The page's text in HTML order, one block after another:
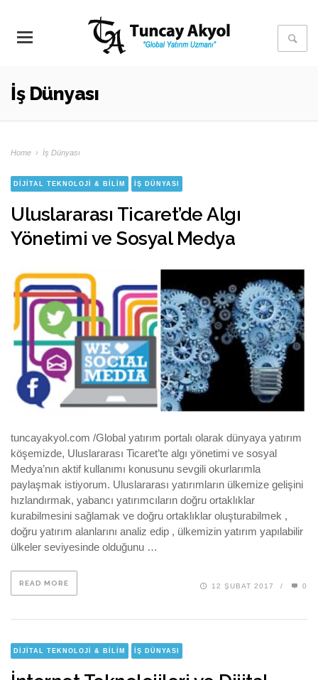
İş Dünyası
Home › İş Dünyası
DIJITAL TEKNOLOJI & BILIM İŞ DÜNYASI
Uluslararası Ticaret’de Algı
Yönetimi ve Sosyal Medya
tuncayakyol.com /Global yatırım portalı olarak dünyaya yatırım
köşemizde, Uluslararası Ticaret’te algı yönetimi ve sosyal
Medya’nın aktif kullanımı konusunu sevgili okurlarımla
paylaşmak istiyorum. Uluslararası yatırımların ülkemize gelişini
hızlandırmak, yabancı yatırımcıların doğru ortaklıklar
kurabilmesini sağlamak ve doğru ortaklıklar oluşturabilmek ,
doğru yatırım alanlarını analiz edip , ülkemizin yatırım yapılabilir
ülkeler seviyesinde olduğunu …
READ MORE 12 ŞUBAT 2017 / 0
DIJITAL TEKNOLOJI & BILIM İŞ DÜNYASI